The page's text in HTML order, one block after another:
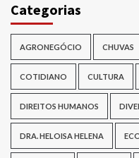
Categorias
AGRONEGÓCIO CHUVAS
COTIDIANO CULTURA
DIREITOS HUMANOS
DRA. HELOISA HELENA